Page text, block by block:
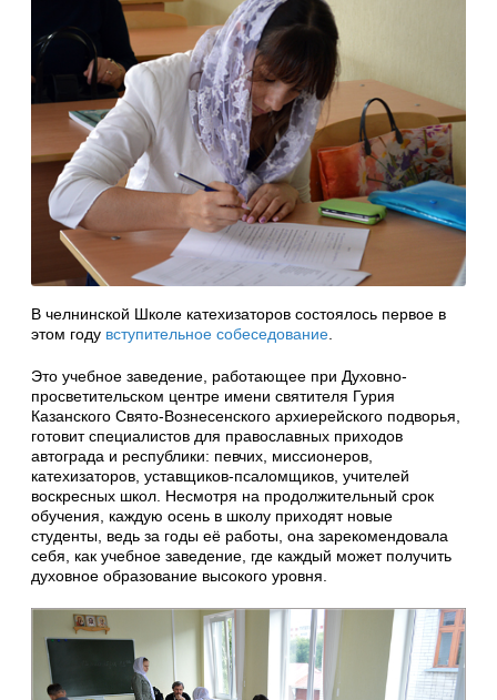
В челнинской Школе катехизаторов состоялось первое в
этом году вступительное собеседование
Это учебное заведение, работающее при Духовно-
просветительском центре имени святителя Гурия
Казанского Свято-Вознесенского архиерейского подворья,
готовит специалистов для православных приходов
автограда и республики: певчих, миссионеров,
катехизаторов, уставщиков-псаломщиков, учителей
воскресных школ. Несмотря на продолжительный срок
обучения, каждую осень в школу приходят новые
студенты, ведь за годы её работы, она зарекомендовала
себя, как учебное заведение, где каждый может получить
духовное образование высокого уровня.